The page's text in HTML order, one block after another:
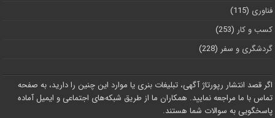
فناوری (115)
کسب و کار (253)
گردشگری و سفر (228)
اگر قصد انتشار رپورتاژ آگهی، تبلیغات بنری یا موارد این چنین را دارید، به صفحه
تماس با ما مراجعه نمایید. همکاران ما از طریق شبکه‌های اجتماعی و ایمیل آماده
پاسخگویی به سوالات شما هستند.